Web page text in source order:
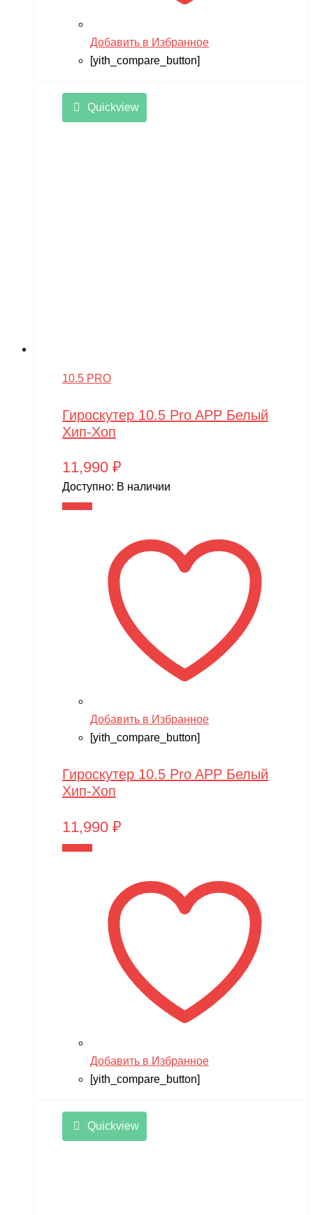
Добавить в Избранное
[yith_compare_button]
Quickview
10.5 PRO
Гироскутер 10.5 Pro APP Белый
Хип-Хоп
11,990 ₽
Доступно: В наличии
Добавить в Избранное
[yith_compare_button]
Гироскутер 10.5 Pro APP Белый
Хип-Хоп
11,990 ₽
Добавить в Избранное
[yith_compare_button]
Quickview